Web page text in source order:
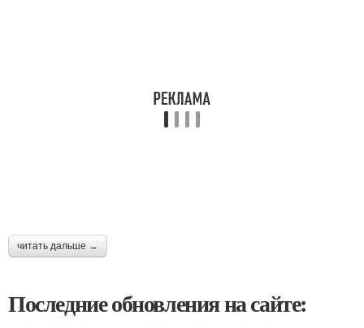
читать дальше →
Последние обновления на сайте: